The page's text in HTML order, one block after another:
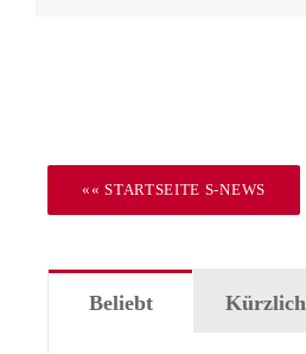
«« STARTSEITE S-NEWS
Beliebt Kürzlich